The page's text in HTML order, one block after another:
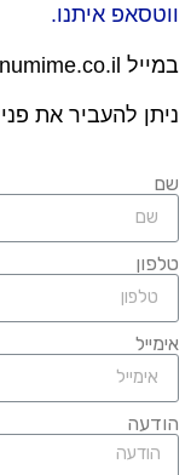
ווטסאפ איתנו.
במייל info@numime.co.il
ניתן להעביר את
שם
טלפון
אימייל
הודעה